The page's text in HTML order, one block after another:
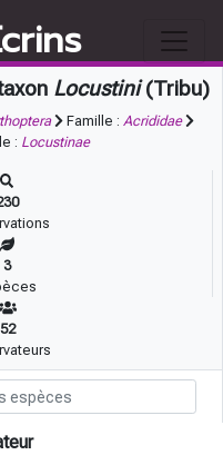
Locustini(Tribu)
Famille : Acrididae
: Locustinae
3
52